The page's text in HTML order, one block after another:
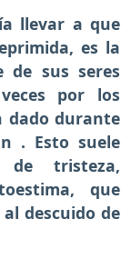
llevar a que
es la
sus seres
por los
dado durante
. Esto suele
de tristeza,
que
descuido de